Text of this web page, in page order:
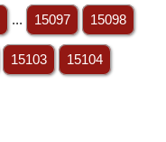
... 15097 15098
15103 15104